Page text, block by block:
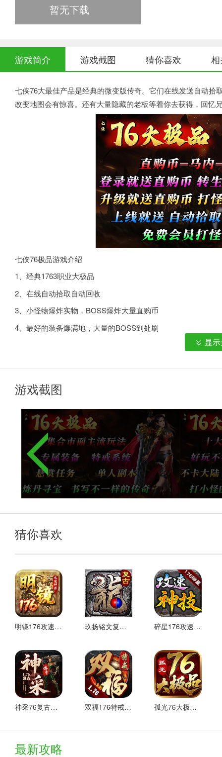
暂无下载
游戏简介 游戏截图 猜你喜欢
七侠76大最佳产品是经典的微变版传奇。它们在线发送自动
改变地图会有惊喜。还有大量隐藏的老板等着你去获得，回忆
七侠76极品游戏介绍
1、经典1763职业大极品
2、在线自动拾取自动回收
3、小怪物爆炸实物，BOSS爆炸大量直购币
4、最好的装备爆满地，大量的BOSS到处刷
8、所有设备都靠打，BOSS无限刷，直购币无限爆炸
9、真正的散人通关服，只要花时间，0氪也可以毕业
七侠76极品本服攻略
1、实物本服务中的所有小怪物BOSS都有机会爆发
2、直购币活动可在本服内获得：全服首杀，全服首爆，传奇之
3、每日签到、升级奖励、转生奖励等活动获得直购币。
5、马内可以兑换直购礼包、名称等
6、传奇宝箱可以通过打怪和做任务获得
7、传奇宝箱可以打开大量的元宝和积分
8、各大陆领导可爆专属装备
显
游戏截图
猜你喜欢
明镜176攻速神器 最新版 玖扬铭文复古176 热门下载 碎星176攻速神技 热门下载
神采76复古加强版 安卓下载 双福176特戒 安卓下载 孤光76大极品 好玩的
最新攻略